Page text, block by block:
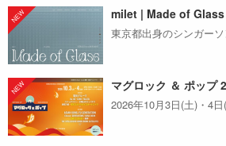
milet | Made of Glass
東京都出身のシンガー
マグロック ＆ ポップ
2026年10月3日(土)・4